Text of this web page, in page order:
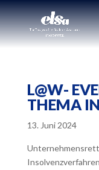
L@W-
THEMA
13. Juni 2024